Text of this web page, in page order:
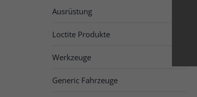
Ausrüstung
Loctite Produkte
Werkzeuge
Generic Fahrzeuge